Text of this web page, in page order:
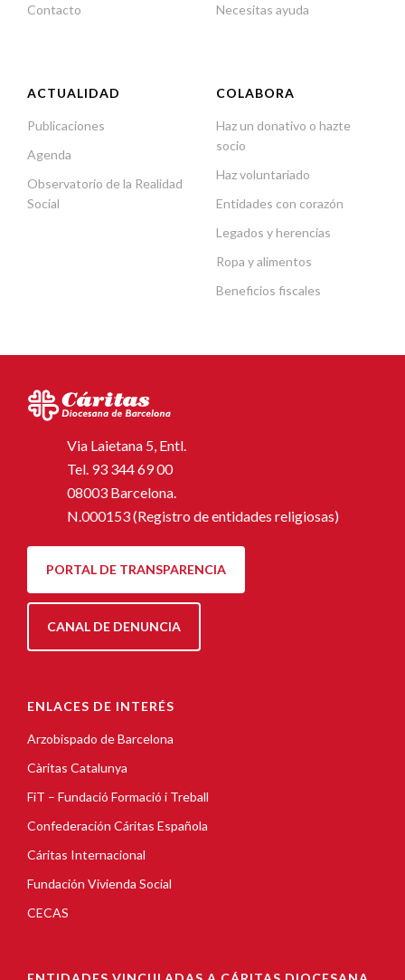
Contacto
Necesitas ayuda
ACTUALIDAD
Publicaciones
Agenda
Observatorio de la Realidad
Social
COLABORA
Haz un donativo o hazte
socio
Haz voluntariado
Entidades con corazón
Legados y herencias
Ropa y alimentos
Beneficios fiscales
Via Laietana 5, Entl.
Tel. 93 344 69 00
08003 Barcelona.
N.000153 (Registro de entidades religiosas)
PORTAL DE TRANSPARENCIA
CANAL DE DENUNCIA
ENLACES DE INTERÉS
Arzobispado de Barcelona
Càritas Catalunya
FiT – Fundació Formació i Treball
Confederación Cáritas Española
Cáritas Internacional
Fundación Vivienda Social
CECAS